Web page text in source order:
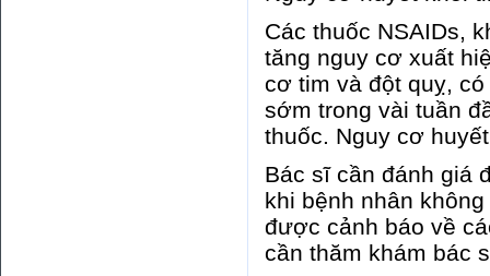
Các thuốc NSAIDs,
tăng nguy cơ xuất
cơ tim và đột quỵ,
sớm trong vài tuần
thuốc. Nguy cơ
Bác sĩ cần đánh giá
khi bệnh nhân
được cảnh báo về
cần thăm khám bác